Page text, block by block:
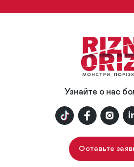
Узнайте о нас
Оставьте